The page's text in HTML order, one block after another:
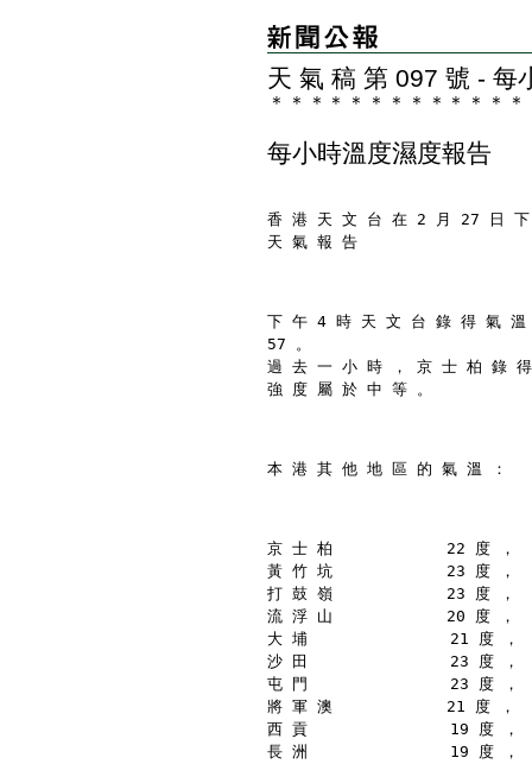
天 氣 稿 第 097 號 - 每
＊ ＊ ＊ ＊ ＊ ＊ ＊ ＊ ＊ ＊ ＊ ＊ ＊
每小時溫度濕度報告
香 港 天 文 台 在 2 月 27 日
天 氣 報 告
下 午 4 時 天 文 台 錄 得 氣
57 。
過 去 一 小 時 ， 京 士 柏 錄
強 度 屬 於 中 等 。
本 港 其 他 地 區 的 氣 溫 ：
京 士 柏            22 度 ，
黃 竹 坑            23 度 ，
打 鼓 嶺            23 度 ，
流 浮 山            20 度 ，
大 埔               21 度 ，
沙 田               23 度 ，
屯 門               23 度 ，
將 軍 澳            21 度 ，
西 貢               19 度 ，
長 洲               19 度 ，